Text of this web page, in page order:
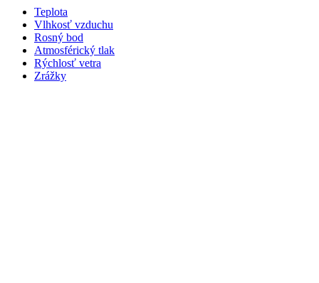
Teplota
Vlhkosť vzduchu
Rosný bod
Atmosférický tlak
Rýchlosť vetra
Zrážky